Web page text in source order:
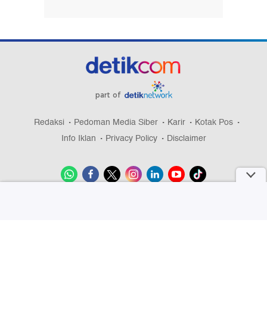
part of
Redaksi Pedoman Media Siber Karir
Kotak Pos
Info Iklan
Privacy Policy Disclaimer